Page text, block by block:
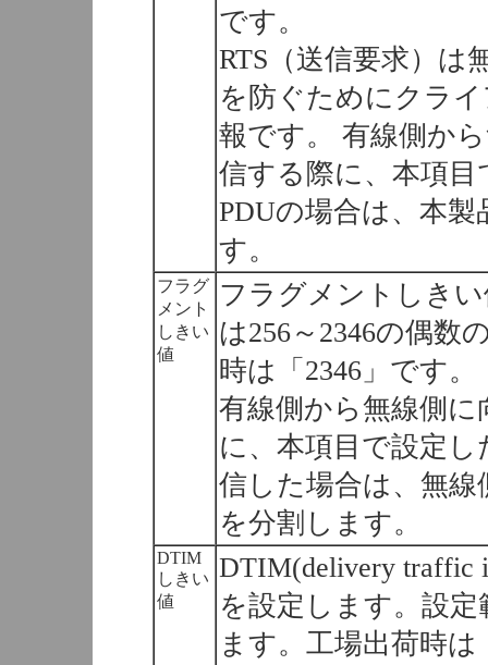
です。
RTS（送信要求）は
を防ぐためにクラ
報です。 有線側か
信する際に、本項
PDUの場合は、本
す。
フラグ
メント
しきい
値
フラグメントしき
は256～2346の偶数
時は「2346」です。
有線側から無線側
に、本項目で設定
信した場合は、無
を分割します。
DTIM
しきい
値
DTIM(delivery traffic
を設定します。設
ます。工場出荷時は